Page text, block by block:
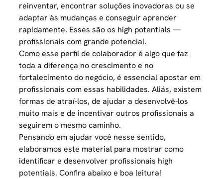
reinventar, encontrar soluções inovadoras ou se
adaptar às mudanças e conseguir aprender
rapidamente. Esses são os high potentials —
profissionais com grande potencial.
Como esse perfil de colaborador é algo que faz
toda a diferença no crescimento e no
fortalecimento do negócio, é essencial apostar em
profissionais com essas habilidades. Aliás, existem
formas de atraí-los, de ajudar a desenvolvê-los
muito mais e de incentivar outros profissionais a
seguirem o mesmo caminho.
Pensando em ajudar você nesse sentido,
elaboramos este material para mostrar como
identificar e desenvolver profissionais high
potentials. Confira abaixo e boa leitura!